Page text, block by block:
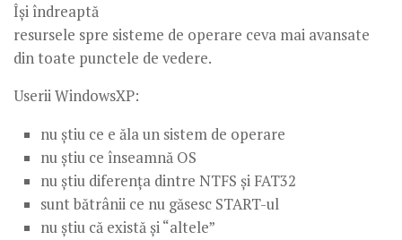
Își îndreaptă
resursele spre sisteme de operare ceva mai avansate
din toate punctele de vedere.
Userii WindowsXP:
nu știu ce e ăla un sistem de operare
nu știu ce înseamnă OS
nu știu diferența dintre NTFS și FAT32
sunt bătrânii ce nu găsesc START-ul
nu știu că există și “altele”